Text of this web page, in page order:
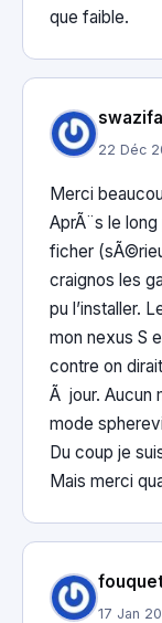
que faible.
22 Déc
Merci
AprÃ¨s le
ficher
craignos les
pu l’installer.
mon nexus S
contre on
Ã jour. Aucun
mode
Du coup je
Mais merci
17 Jan